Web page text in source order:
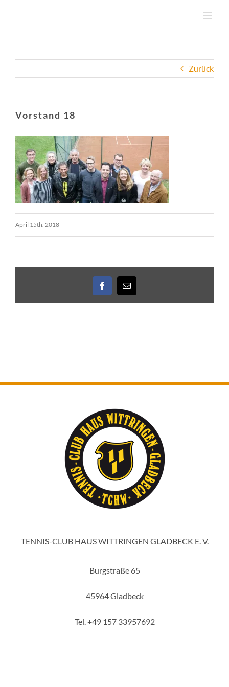
Zurück
Vorstand 18
April 15th. 2018
Facebook
E-
Mail
TENNIS-CLUB HAUS WITTRINGEN GLADBECK E. V.
Burgstraße 65
45964 Gladbeck
Tel. +49 157 33957692